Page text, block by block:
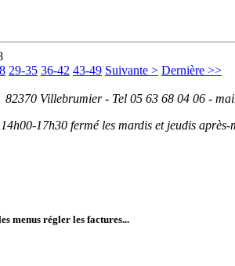
29-35 36-42 43-49 Suivante > Dernière >>
Villebrumier - Tel 05 63 68 04 06 -
17h30 fermé les mardis et jeudis après-
menus régler les factures...